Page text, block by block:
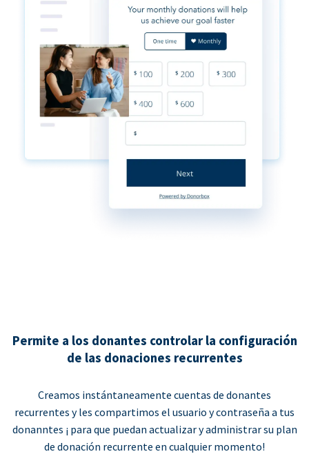
Permite a los donantes controlar la configuración
de las donaciones recurrentes
Creamos instántaneamente cuentas de donantes
recurrentes y les compartimos el usuario y contraseña a tus
donanntes ¡ para que puedan actualizar y administrar su plan
de donación recurrente en cualquier momento!